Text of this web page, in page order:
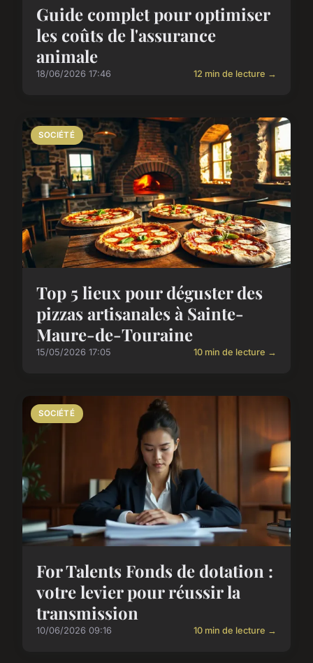
Guide complet pour optimiser
les coûts de l'assurance
animale
18/06/2026 17:46 12 min de lecture →
SOCIÉTÉ
Top 5 lieux pour déguster des
pizzas artisanales à Sainte-
Maure-de-Touraine
15/05/2026 17:05 10 min de lecture →
SOCIÉTÉ
For Talents Fonds de dotation :
votre levier pour réussir la
transmission
10/06/2026 09:16 10 min de lecture →